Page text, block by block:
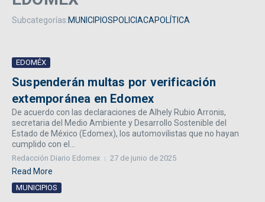
Subcategorías:MUNICIPIOSPOLICIACAPOLÍTICA
EDOMÉX
Suspenderán multas por verificación
extemporánea en Edomex
De acuerdo con las declaraciones de Alhely Rubio Arronis,
secretaria del Medio Ambiente y Desarrollo Sostenible del
Estado de México (Edomex), los automovilistas que no hayan
cumplido con el...
Redacción Diario Edomex 27 de junio de 2025
Read More
MUNICIPIOS